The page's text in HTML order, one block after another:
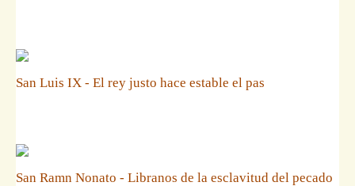
San Luis IX - El rey justo hace estable el pas
San Ramn Nonato - Libranos de la esclavitud del pecado